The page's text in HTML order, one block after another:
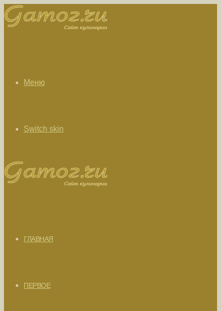
Меню
Switch skin
ГЛАВНАЯ
ПЕРВОЕ